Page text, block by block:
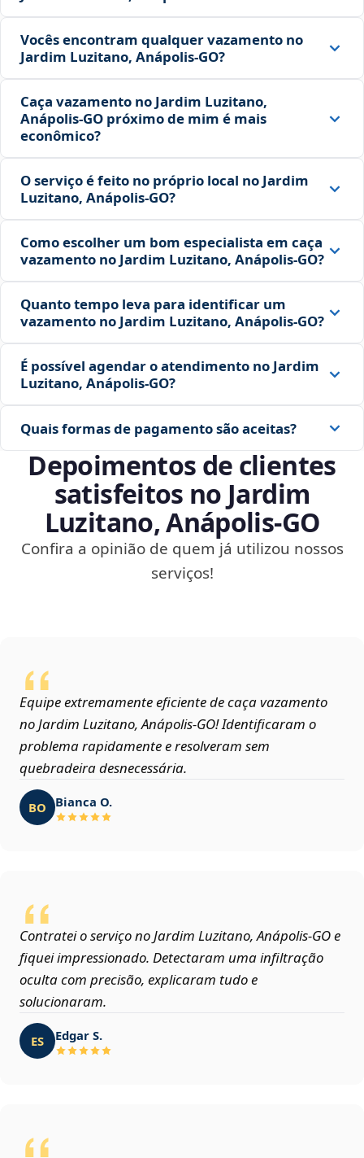
Vocês encontram qualquer vazamento no
Jardim Luzitano, Anápolis‑GO?
Caça vazamento no Jardim Luzitano,
Anápolis‑GO próximo de mim é mais
econômico?
O serviço é feito no próprio local no Jardim
Luzitano, Anápolis‑GO?
Como escolher um bom especialista em caça
vazamento no Jardim Luzitano, Anápolis‑GO?
Quanto tempo leva para identificar um
vazamento no Jardim Luzitano, Anápolis‑GO?
É possível agendar o atendimento no Jardim
Luzitano, Anápolis‑GO?
Quais formas de pagamento são aceitas?
Depoimentos de clientes
satisfeitos no Jardim
Luzitano, Anápolis‑GO
Confira a opinião de quem já utilizou nossos
serviços!
Equipe extremamente eficiente de caça vazamento
no Jardim Luzitano, Anápolis‑GO! Identificaram o
problema rapidamente e resolveram sem
quebradeira desnecessária.
BO Bianca O.
Contratei o serviço no Jardim Luzitano, Anápolis‑GO e
fiquei impressionado. Detectaram uma infiltração
oculta com precisão, explicaram tudo e
solucionaram.
ES Edgar S.